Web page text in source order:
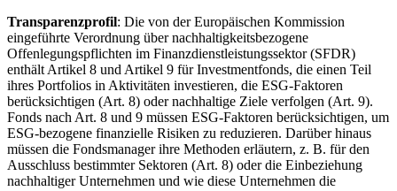
Transparenzprofil: Die von der Europäischen Kommission
eingeführte Verordnung über nachhaltigkeitsbezogene
Offenlegungspflichten im Finanzdienstleistungssektor (SFDR)
enthält Artikel 8 und Artikel 9 für Investmentfonds, die einen Teil
ihres Portfolios in Aktivitäten investieren, die ESG-Faktoren
berücksichtigen (Art. 8) oder nachhaltige Ziele verfolgen (Art. 9).
Fonds nach Art. 8 und 9 müssen ESG-Faktoren berücksichtigen, um
ESG-bezogene finanzielle Risiken zu reduzieren. Darüber hinaus
müssen die Fondsmanager ihre Methoden erläutern, z. B. für den
Ausschluss bestimmter Sektoren (Art. 8) oder die Einbeziehung
nachhaltiger Unternehmen und wie diese Unternehmen die